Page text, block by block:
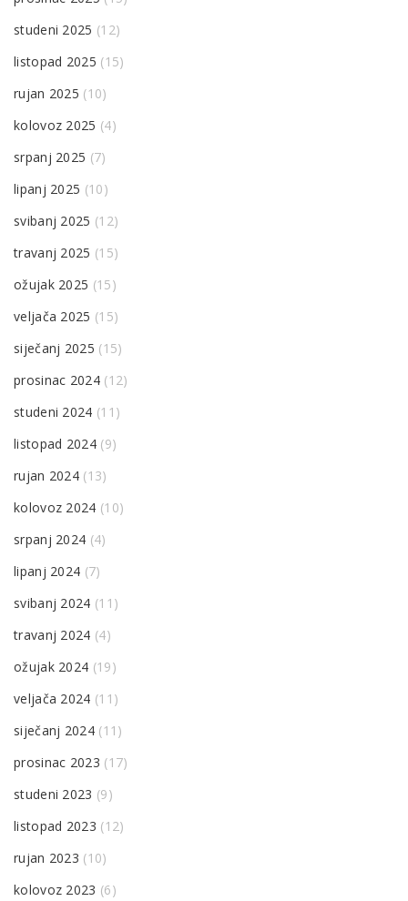
studeni 2025 (12)
listopad 2025 (15)
rujan 2025 (10)
kolovoz 2025 (4)
srpanj 2025 (7)
lipanj 2025 (10)
svibanj 2025 (12)
travanj 2025 (15)
ožujak 2025 (15)
veljača 2025 (15)
siječanj 2025 (15)
prosinac 2024(12)
studeni 2024 (11)
listopad 2024(9)
rujan 2024 (13)
kolovoz 2024 (10)
srpanj 2024 (4)
lipanj 2024 (7)
svibanj 2024 (11)
travanj 2024 (4)
ožujak 2024 (19)
veljača 2024 (11)
siječanj 2024(11)
prosinac 2023 (17)
studeni 2023 (9)
listopad 2023 (12)
rujan 2023 (10)
kolovoz 2023 (6)